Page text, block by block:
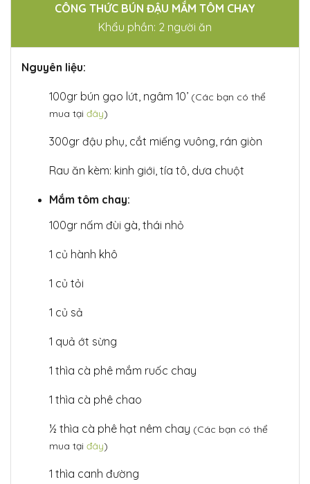
CÔNG THỨC BÚN ĐẬU MẮM TÔM CHAY
Khẩu phần: 2 người ăn
Nguyên liệu:
100gr bún gạo lứt, ngâm 10’ (Các bạn có thể
mua tại đây)
300gr đậu phụ, cắt miếng vuông, rán giòn
Rau ăn kèm: kinh giới, tía tô, dưa chuột
Mắm tôm chay:
100gr nấm đùi gà, thái nhỏ
1 củ hành khô
1 củ tỏi
1 củ sả
1 quả ớt sừng
1 thìa cà phê mắm ruốc chay
1 thìa cà phê chao
½ thìa cà phê hạt nêm chay (Các bạn có thể
mua tại đây)
1 thìa canh đường